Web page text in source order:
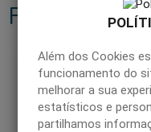
Além dos Cookies
funcionamento do
melhorar a sua
estatísticos e
partilhamos
FAQ'S